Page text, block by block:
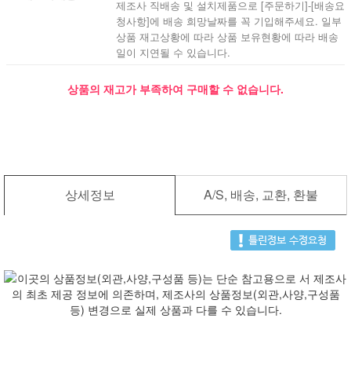
제조사 직배송 및 설치제품으로 [주문하기]-[배송요
청사항]에 배송 희망날짜를 꼭 기입해주세요. 일부
상품 재고상황에 따라 상품 보유현황에 따라 배송
일이 지연될 수 있습니다.
상품의 재고가 부족하여 구매할 수 없습니다.
상세정보 A/S, 배송, 교환, 환불